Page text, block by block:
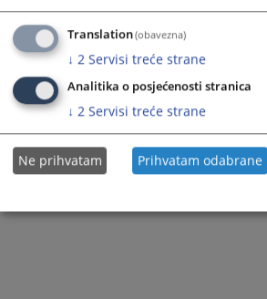
Translation(obavezna)
↓ 2 Servisi treće strane
Analitika o posjećenosti stranica
↓ 2 Servisi treće strane
Ne prihvatam Prihvatam odabrane